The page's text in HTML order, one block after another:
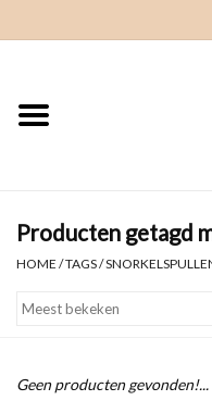
Home
Kleding
Producten getagd
HOME /TAGS/
Geen producten gevonden!...